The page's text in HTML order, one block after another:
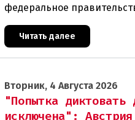
федеральное
проблемы перегрева
Читать далее
Вторник, 4 Августа 2026
"Попытка диктовать
исключена":